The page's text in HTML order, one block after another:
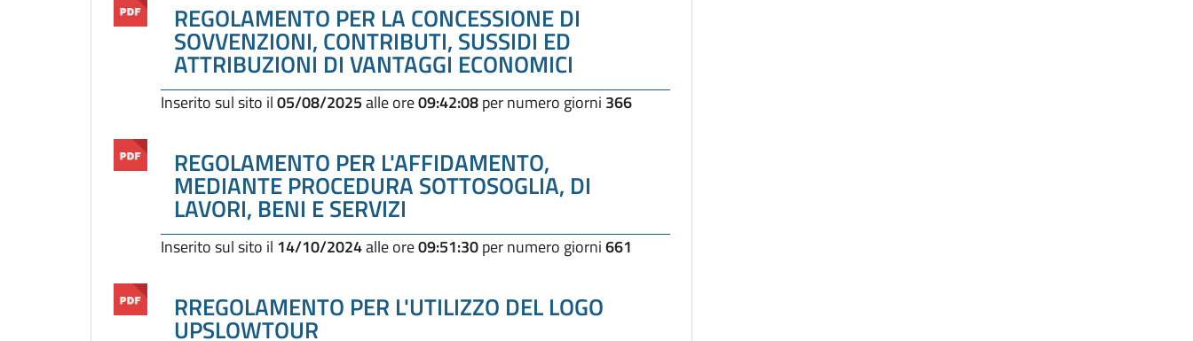
REGOLAMENTO PER LA CONCESSIONE DI
SOVVENZIONI, CONTRIBUTI, SUSSIDI ED
ATTRIBUZIONI DI VANTAGGI ECONOMICI
Inserito sul sito il05/08/2025alle ore09:42:08per numero giorni 366
REGOLAMENTO PER L'AFFIDAMENTO,
MEDIANTE PROCEDURA SOTTOSOGLIA, DI
LAVORI, BENI E SERVIZI
Inserito sul sito il 14/10/2024alle ore09:51:30per numero giorni661
RREGOLAMENTO PER L'UTILIZZO DEL LOGO
UPSLOWTOUR